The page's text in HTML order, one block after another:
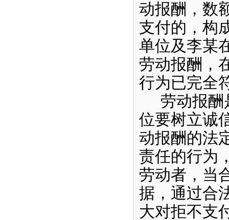
动报酬，数
支付的，构
单位及李某
劳动报酬，
行为已完全
劳动报酬
位要树立诚
动报酬的法
责任的行为
劳动者，当
据，通过合
大对拒不支